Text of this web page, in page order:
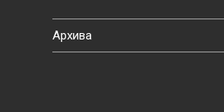
Архива